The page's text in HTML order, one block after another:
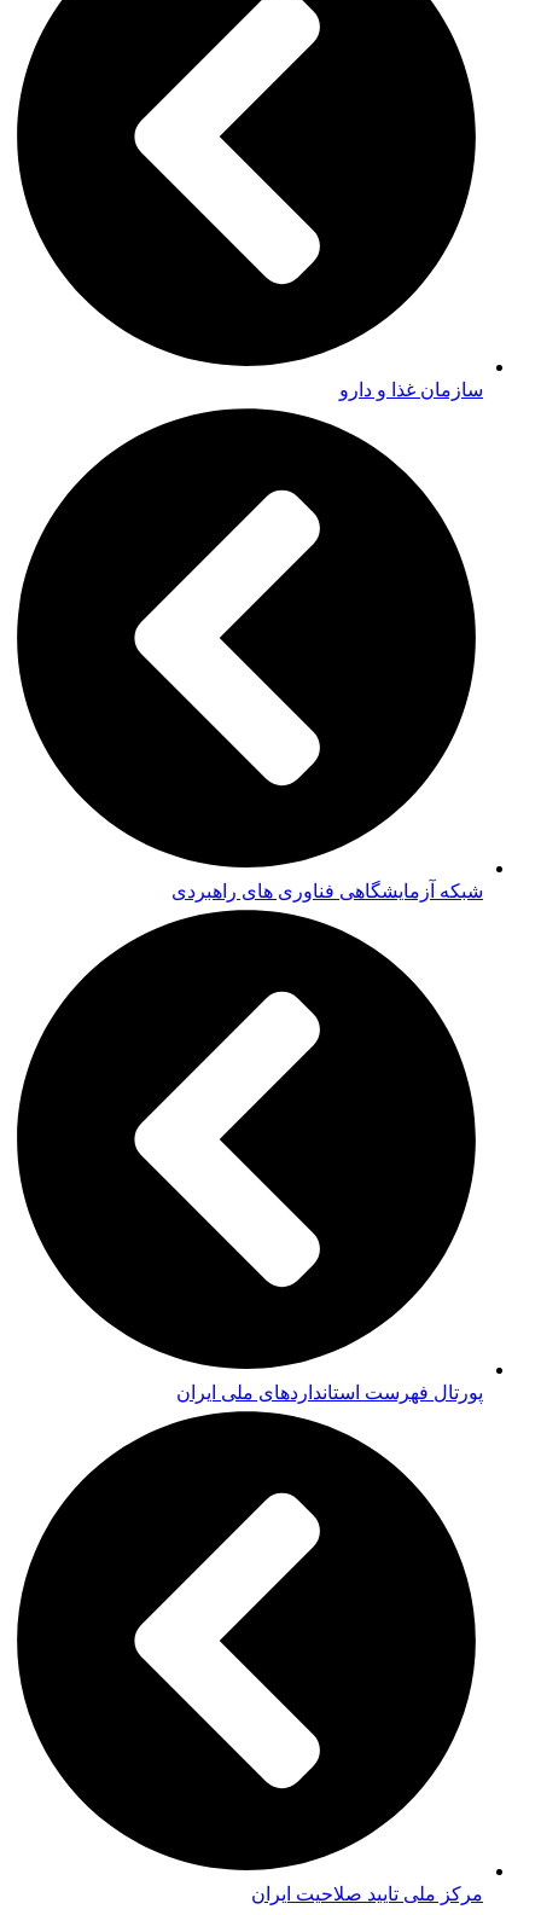
سازمان غذا و دارو
شبکه آزمایشگاهی فناوری های راهبردی
پورتال فهرست استانداردهای ملی ایران
مرکز ملی تایید صلاحیت ایران